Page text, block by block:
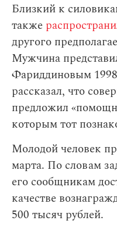
Близкий к
также
другого
Мужчина
Фариддиновым
рассказал, что
предложил
которым тот
Молодой человек
марта. По словам
его сообщникам
качестве
500 тысяч рублей.